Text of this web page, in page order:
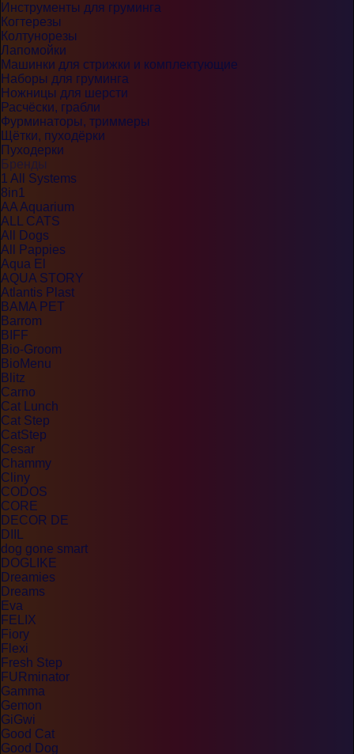
Инструменты для груминга
Когтерезы
Колтунорезы
Лапомойки
Машинки для стрижки и комплектующие
Наборы для груминга
Ножницы для шерсти
Расчёски, грабли
Фурминаторы, триммеры
Щётки, пуходёрки
Пуходерки
Бренды
1 All Systems
8in1
AA Aquarium
ALL CATS
All Dogs
All Pappies
Aqua El
AQUA STORY
Atlantis Plast
BAMA PET
Barrom
BIFF
Bio-Groom
BioMenu
Blitz
Carno
Cat Lunch
Cat Step
CatStep
Cesar
Chammy
Cliny
CODOS
CORE
DECOR DE
DIIL
dog gone smart
DOGLIKE
Dreamies
Dreams
Eva
FELIX
Fiory
Flexi
Fresh Step
FURminator
Gamma
Gemon
GiGwi
Good Cat
Good Dog